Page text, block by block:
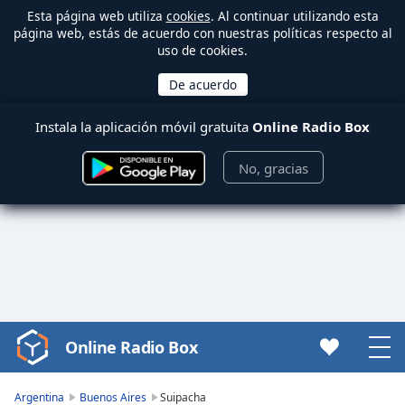
Esta página web utiliza cookies. Al continuar utilizando esta
página web, estás de acuerdo con nuestras políticas respecto al
uso de cookies.
Instala la aplicación móvil gratuita Online Radio Box
No, gracias
Video
Player
Online Radio Box
Argentina Buenos Aires Suipacha